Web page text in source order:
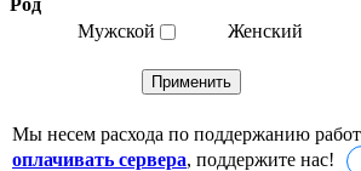
Мужской
Женский
Мы несем расхода по поддержанию
оплачивать сервера, поддержите нас!